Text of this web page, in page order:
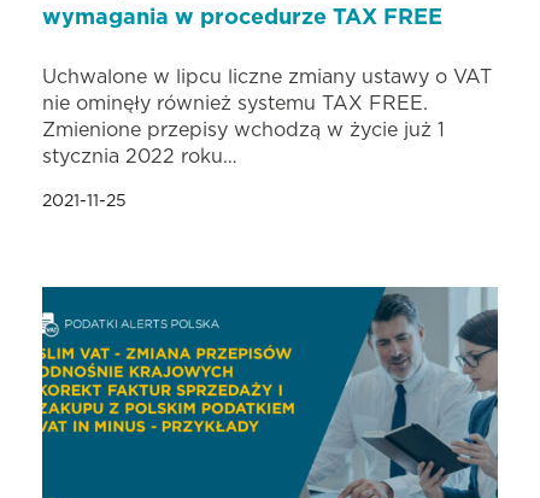
wymagania w procedurze TAX FREE
Uchwalone w lipcu liczne zmiany ustawy o VAT
nie ominęły również systemu TAX FREE.
Zmienione przepisy wchodzą w życie już 1
stycznia 2022 roku…
2021-11-25